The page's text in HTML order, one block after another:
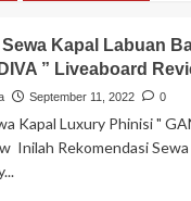
Kapal Labuan
” Liveaboard
September 11, 2022 0
Kapal Luxury Phinisi "
Inilah Rekomendasi Sewa